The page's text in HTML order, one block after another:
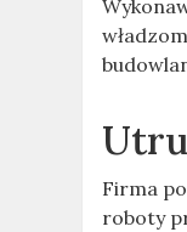
Firma
roboty